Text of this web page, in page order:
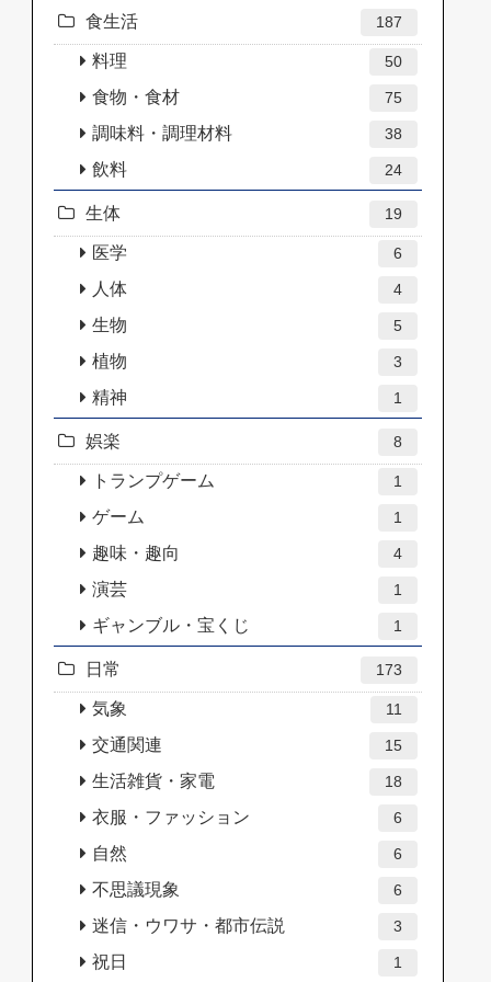
食生活 187
料理 50
食物・食材 75
調味料・調理材料 38
飲料 24
生体 19
医学 6
人体 4
生物 5
植物 3
精神 1
娯楽 8
トランプゲーム 1
ゲーム 1
趣味・趣向 4
演芸 1
ギャンブル・宝くじ 1
日常 173
気象 11
交通関連 15
生活雑貨・家電 18
衣服・ファッション 6
自然 6
不思議現象 6
迷信・ウワサ・都市伝説 3
祝日 1